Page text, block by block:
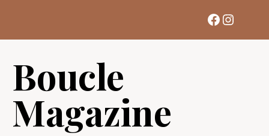
contenu
Facebook
Boucle
Magazine